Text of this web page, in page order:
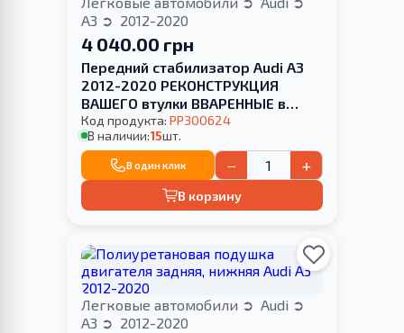
A3
2012-2020
4 040.00 грн
Передний стабилизатор Audi A3
2012-2020 РЕКОНСТРУКЦИЯ
ВАШЕГО втулки ВВАРЕННЫЕ в
стабилизатор
Код продукта: PP300624
В наличии:15шт.
В один клик − +
В корзину
Легковые автомобили
Audi
A3
2012-2020